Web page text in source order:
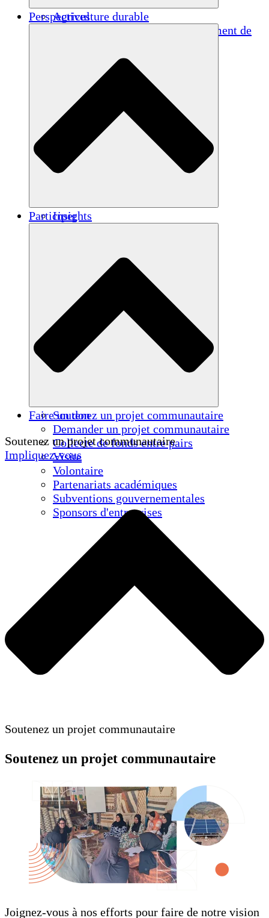
Agriculture durable
Rétablissement après un tremblement de
Autonomisation des femmes
Jeunes et étudiants
Préservation et dialogue culturels
Renforcement
Crédits carbone
Perspectives
Insights
Participer
Soutenez un projet communautaire
Demander un projet communautaire
Collecte de fonds entre pairs
Visite
Volontaire
Partenariats académiques
Subventions gouvernementales
Sponsors d'entreprises
Faire un don
Soutenez un projet communautaire
Impliquez-vous
Soutenez un projet communautaire
Soutenez un projet communautaire
Joignez-vous à nos efforts pour faire de notre vision